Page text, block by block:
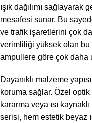
ışık dağılımı
mesafesi sunar. Bu
ve trafik işaretlerini çok
verimliliği yüksek olan
ampullere göre çok daha
Dayanıklı malzeme
koruma sağlar. Özel
kararma veya ısı
serisi, hem estetik beyaz